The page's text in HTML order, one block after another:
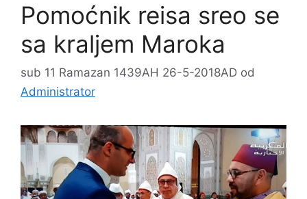
Pomoćnik reisa sreo se
sa kraljem Maroka
sub 11 Ramazan 1439AH 26-5-2018AD od
Administrator